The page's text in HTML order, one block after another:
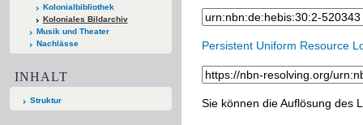
Kolonialbibliothek
Koloniales Bildarchiv
Musik und Theater
Nachlässe
INHALT
Struktur
Persistent Uniform Resource
Sie können die Auflösung des